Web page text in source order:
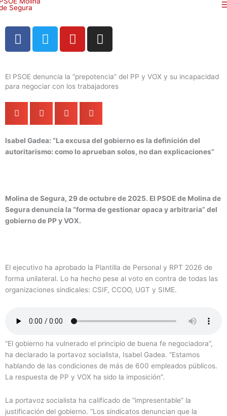
Ir
contenido
F
a
e
b
o
k
T
w
t
Y
o
t
u
I
n
a
a
El PSOE denuncia la “prepotencia” del PP y VOX y su incapacidad
para negociar con los trabajadores
Isabel Gadea: “La excusa del gobierno es la definición del
autoritarismo: como lo aprueban solos, no dan explicaciones”
Molina de Segura, 29 de octubre de 2025. El PSOE de Molina de
Segura denuncia la “forma de gestionar opaca y arbitraria” del
gobierno de PP y VOX.
El ejecutivo ha aprobado la Plantilla de Personal y RPT 2026 de
forma unilateral. Lo ha hecho pese al voto en contra de todas las
organizaciones sindicales: CSIF, CCOO, UGT y SIME.
“El gobierno ha vulnerado el principio de buena fe negociadora”,
ha declarado la portavoz socialista, Isabel Gadea. “Estamos
hablando de las condiciones de más de 600 empleados públicos.
La respuesta de PP y VOX ha sido la imposición”.
La portavoz socialista ha calificado de “impresentable” la
justificación del gobierno. “Los sindicatos denuncian que la